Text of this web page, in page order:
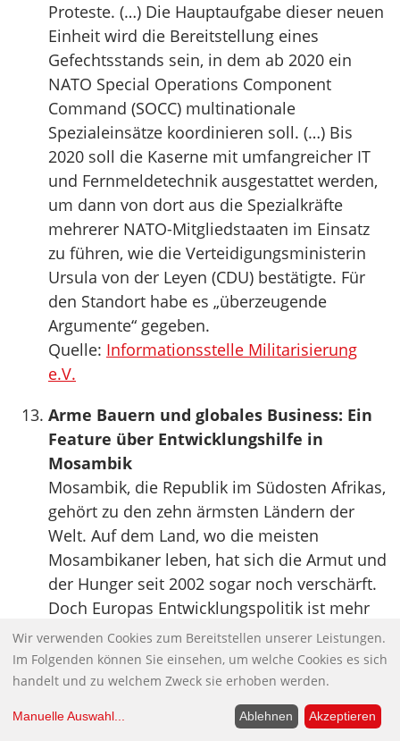
Proteste. (…) Die Hauptaufgabe dieser neuen
Einheit wird die Bereitstellung eines
Gefechtsstands sein, in dem ab 2020 ein
NATO Special Operations Component
Command (SOCC) multinationale
Spezialeinsätze koordinieren soll. (…) Bis
2020 soll die Kaserne mit umfangreicher IT
und Fernmeldetechnik ausgestattet werden,
um dann von dort aus die Spezialkräfte
mehrerer NATO-Mitgliedstaaten im Einsatz
zu führen, wie die Verteidigungsministerin
Ursula von der Leyen (CDU) bestätigte. Für
den Standort habe es „überzeugende
Argumente“ gegeben.
Quelle: Informationsstelle Militarisierung
e.V.
Arme Bauern und globales Business: Ein
Feature über Entwicklungshilfe in
Mosambik
Mosambik, die Republik im Südosten Afrikas,
gehört zu den zehn ärmsten Ländern der
Welt. Auf dem Land, wo die meisten
Mosambikaner leben, hat sich die Armut und
der Hunger seit 2002 sogar noch verschärft.
Doch Europas Entwicklungspolitik ist mehr
Konjunkturprogramm für unsere Wirtschaft
denn Unterstützung für Afrikas Bauern. Die
internationale Gemeinschaft vergibt Kredite
an Firmen, die bereits Marktführer sind. Sie
unterstützt Gesellschaften mit
Wir verwenden Cookies zum Bereitstellen unserer Leistungen.
Im Folgenden können Sie einsehen, um welche Cookies es sich
handelt und zu welchem Zweck sie erhoben werden.
Manuelle Auswahl... Ablehnen Akzeptieren